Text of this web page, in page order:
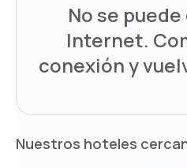
No se
Internet.
conexión y
Nuestros hoteles